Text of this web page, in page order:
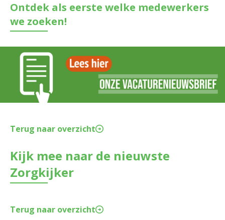
Ontdek als eerste welke medewerkers
we zoeken!
Terug naar overzicht
Kijk mee naar de nieuwste
Zorgkijker
Terug naar overzicht